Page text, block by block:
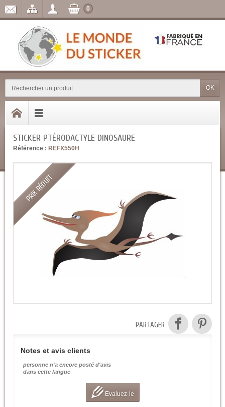
OK
0
STICKER PTÉRODACTYLE DINOSAURE
Référence : REFX550H
PRIX RÉDUIT
PARTAGER
Notes et avis clients
personne n'a encore posté d'avis
dans cette langue
Evaluez-le